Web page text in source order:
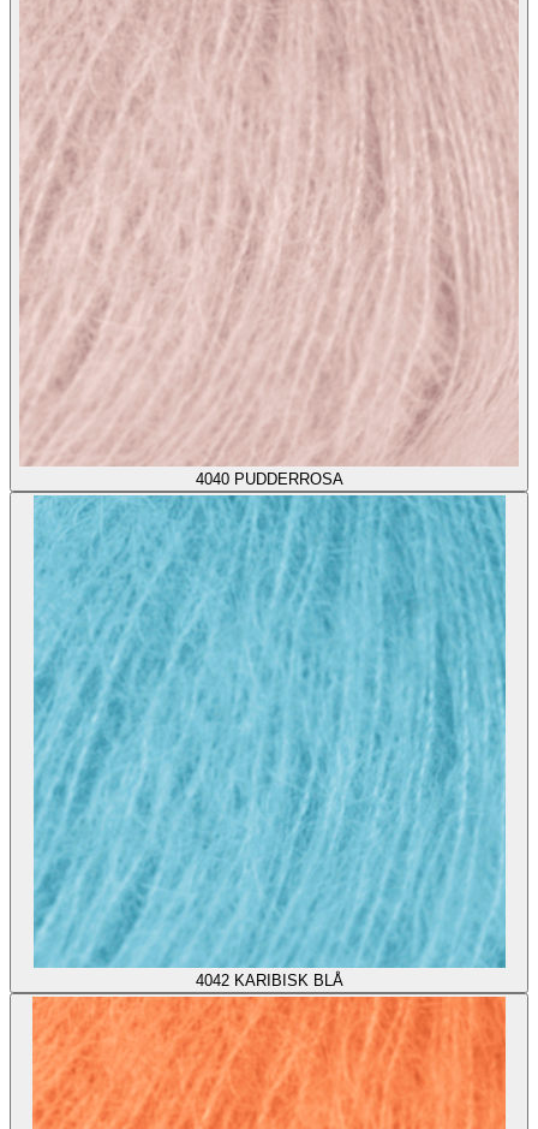
4040 PUDDERROSA
4042 KARIBISK BLÅ